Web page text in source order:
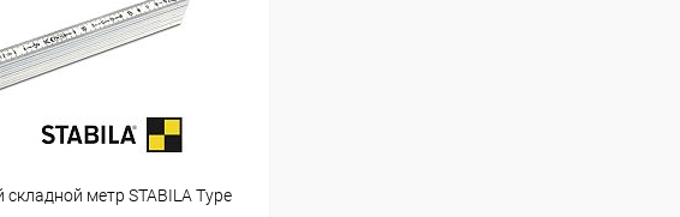
метр STABILA Type